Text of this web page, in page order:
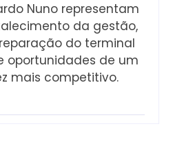
Nuno representam
da gestão,
do terminal
oportunidades de um
mais competitivo.